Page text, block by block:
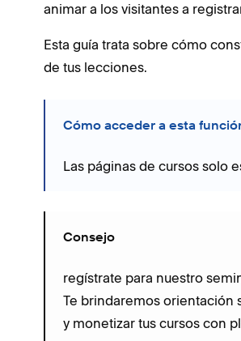
animar a los visitantes a
Esta guía trata sobre cómo
de tus lecciones.
Cómo acceder a esta
Las páginas de cursos solo
Consejo
regístrate para nuestro
Te brindaremos orientación
y monetizar tus cursos con